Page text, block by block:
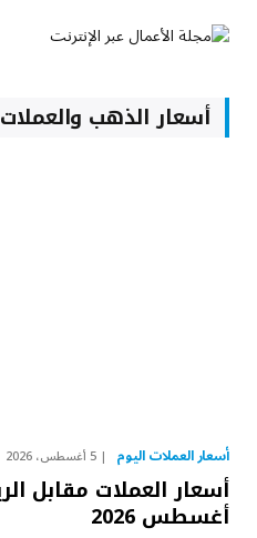
أسعار الذهب والعملات
أسعار العملات اليوم 5 أغسطس، 2026
أغسطس 2026